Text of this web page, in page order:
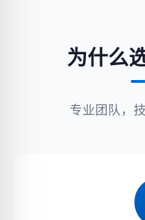
为什么
专业团队，